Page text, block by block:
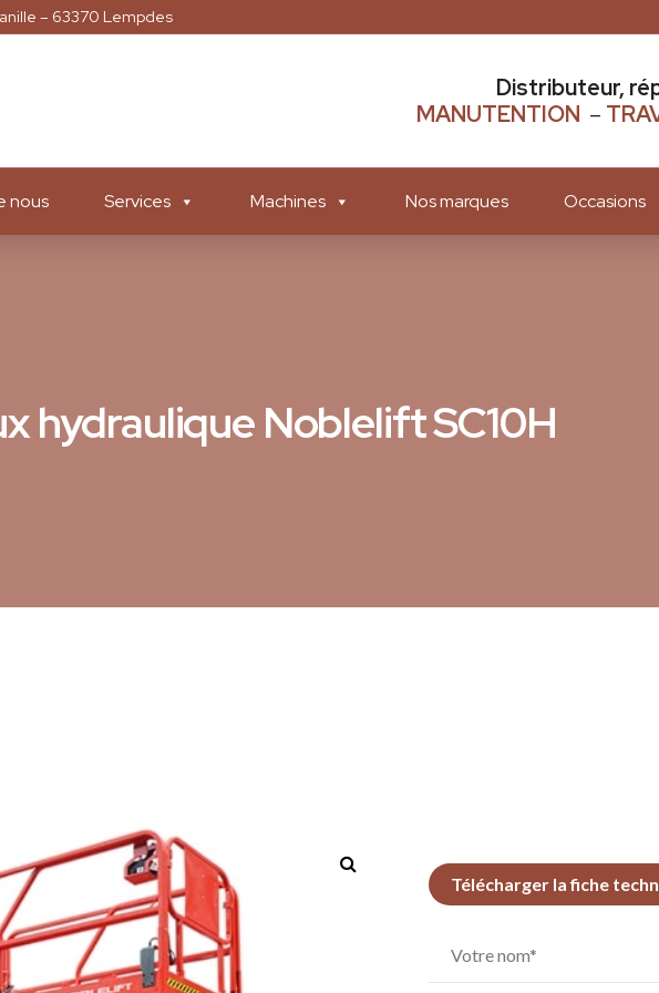
– 63370 Lempdes
Distributeur,
MANUTENTION –
nous Services Machines Nos marques Occasions
hydraulique Noblelift SC10H
Télécharger la fiche